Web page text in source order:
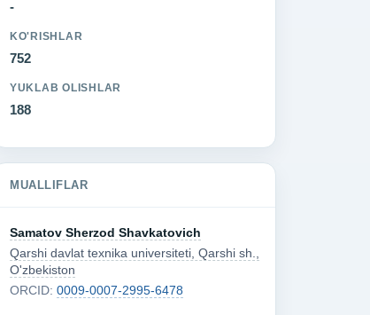
-
KO'RISHLAR
752
YUKLAB OLISHLAR
188
MUALLIFLAR
Samatov Sherzod Shavkatovich
Qarshi davlat texnika universiteti, Qarshi sh.,
O'zbekiston
ORCID: 0009-0007-2995-6478